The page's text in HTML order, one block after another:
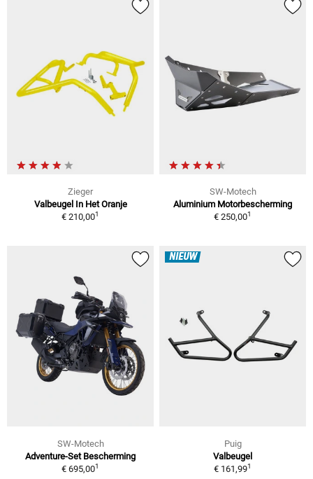
Zieger
Valbeugel In Het Oranje
€ 210,001
SW-Motech
Aluminium Motorbescherming
€ 250,001
SW-Motech
Adventure-Set Bescherming
€ 695,001
NIEUW
Puig
Valbeugel
€ 161,991